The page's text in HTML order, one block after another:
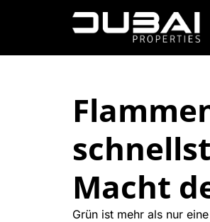
Macht
Grün ist mehr als nur